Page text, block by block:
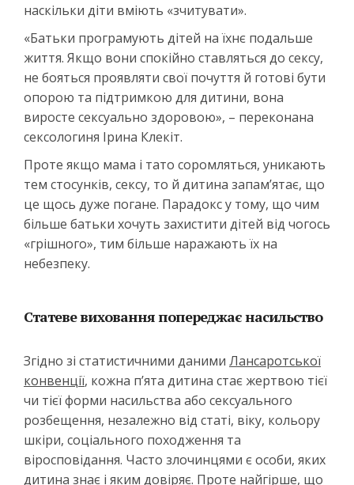
наскільки діти вміють «зчитувати».
«Батьки програмують дітей на їхнє подальше
життя. Якщо вони спокійно ставляться до сексу,
не бояться проявляти свої почуття й готові бути
опорою та підтримкою для дитини, вона
виросте сексуально здоровою», – переконана
сексологиня Ірина Клекіт.
Проте якщо мама і тато соромляться, уникають
тем стосунків, сексу, то й дитина запам’ятає, що
це щось дуже погане. Парадокс у тому, що чим
більше батьки хочуть захистити дітей від чогось
«грішного», тим більше наражають їх на
небезпеку.
Статеве виховання попереджає насильство
Згідно зі статистичними даними Лансаротської
конвенції, кожна п’ята дитина стає жертвою тієї
чи тієї форми насильства або сексуального
розбещення, незалежно від статі, віку, кольору
шкіри, соціального походження та
віросповідання. Часто злочинцями є особи, яких
дитина знає і яким довіряє. Проте найгірше, що